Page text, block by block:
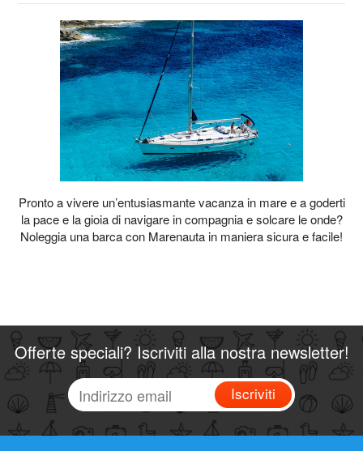
Pronto a vivere un’entusiasmante vacanza in mare e a goderti
la pace e la gioia di navigare in compagnia e solcare le onde?
Noleggia una barca con Marenauta in maniera sicura e facile!
Offerte speciali? Iscriviti alla nostra newsletter!
Iscriviti